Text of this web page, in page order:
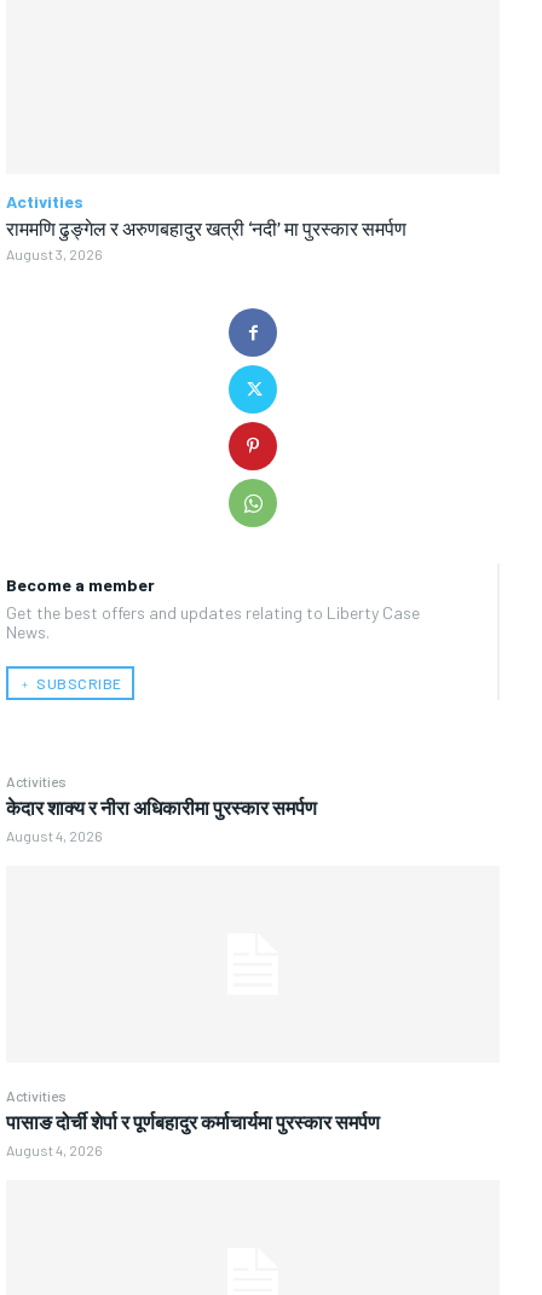
Become a member
Get the best offers and updates relating to Liberty Case
News.
﹢ SUBSCRIBE
Activities
केदार शाक्य र नीरा अधिकारीमा पुरस्कार समर्पण
August 4, 2026
Activities
पासाङ दोर्ची शेर्पा र पूर्णबहादुर कर्माचार्यमा पुरस्कार समर्पण
August 4, 2026
Activities
राममणि ढुङ्गेल र अरुणबहादुर खत्री ‘नदी’ मा पुरस्कार समर्पण
August 3, 2026